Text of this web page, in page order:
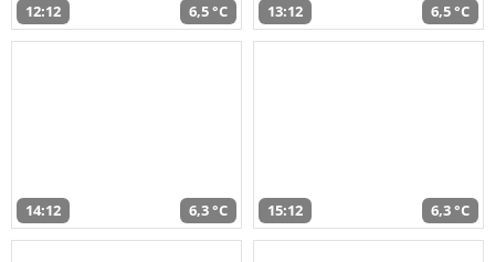
12:12 6,5 °C 13:12 6,5 °C
14:12 6,3 °C 15:12 6,3 °C